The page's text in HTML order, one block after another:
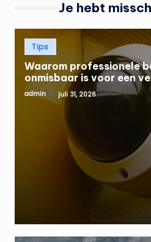
Je hebt
Geplaatst
inTips
Waarom professionele
onmisbaar is voor een
Geplaatst
admin juli 31, 2026